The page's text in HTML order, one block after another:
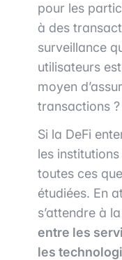
pour les
à des
surveillance
utilisateurs
moyen
transactions ?
Si la DeFi
les
toutes ces
étudiées. En
s’attendre à
entre les
les